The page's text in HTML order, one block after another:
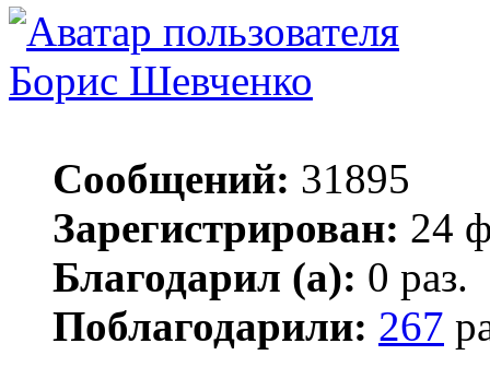
Борис Шевченко
Сообщений: 31895
Зарегистрирован: 24
Благодарил (а): 0 раз.
Поблагодарили: 267